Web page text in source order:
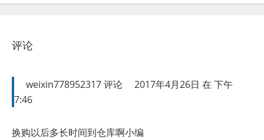
评论
weixin778952317评论
2017年4月26日 在 下午
7:46
换购以后多长时间到仓库啊小编